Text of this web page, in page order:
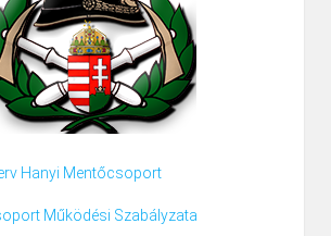
Hanyi Mentőcsoport
Működési Szabályzata